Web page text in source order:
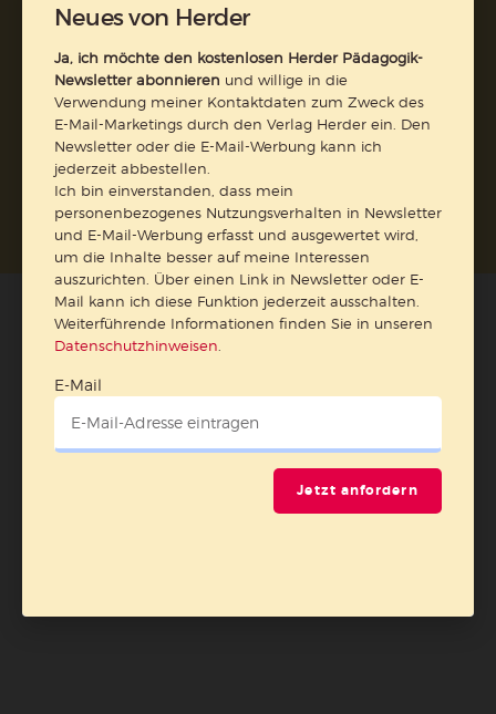
Neues von Herder
Ja, ich möchte den kostenlosen Herder Pädagogik-
Newsletter abonnieren und willige in die
Verwendung meiner Kontaktdaten zum Zweck des
E-Mail-Marketings durch den Verlag Herder ein. Den
Newsletter oder die E-Mail-Werbung kann ich
jederzeit abbestellen.
Ich bin einverstanden, dass mein
personenbezogenes Nutzungsverhalten in Newsletter
und E-Mail-Werbung erfasst und ausgewertet wird,
um die Inhalte besser auf meine Interessen
auszurichten. Über einen Link in Newsletter oder E-
Mail kann ich diese Funktion jederzeit ausschalten.
Weiterführende Informationen finden Sie in unseren
Datenschutzhinweisen
E-Mail
Jetzt anfordern